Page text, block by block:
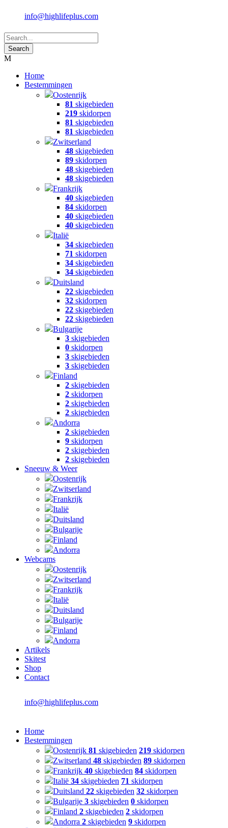
info@highlifeplus.com
Home
Bestemmingen
Oostenrijk
81 skigebieden
219 skidorpen
81 skigebieden
81 skigebieden
Zwitserland
48 skigebieden
89 skidorpen
48 skigebieden
48 skigebieden
Frankrijk
40 skigebieden
84 skidorpen
40 skigebieden
40 skigebieden
Italië
34 skigebieden
71 skidorpen
34 skigebieden
34 skigebieden
Duitsland
22 skigebieden
32 skidorpen
22 skigebieden
22 skigebieden
Bulgarije
3 skigebieden
0 skidorpen
3 skigebieden
3 skigebieden
Finland
2 skigebieden
2 skidorpen
2 skigebieden
2 skigebieden
Andorra
2 skigebieden
9 skidorpen
2 skigebieden
2 skigebieden
Sneeuw & Weer
Oostenrijk
Zwitserland
Frankrijk
Italië
Duitsland
Bulgarije
Finland
Andorra
Webcams
Oostenrijk
Zwitserland
Frankrijk
Italië
Duitsland
Bulgarije
Finland
Andorra
Artikels
Skitest
Shop
Contact
info@highlifeplus.com
Home
Bestemmingen
Oostenrijk 81 skigebieden 219 skidorpen
Zwitserland 48 skigebieden 89 skidorpen
Frankrijk 40 skigebieden 84 skidorpen
Italië 34 skigebieden 71 skidorpen
Duitsland 22 skigebieden 32 skidorpen
Bulgarije 3 skigebieden 0 skidorpen
Finland 2 skigebieden 2 skidorpen
Andorra 2 skigebieden 9 skidorpen